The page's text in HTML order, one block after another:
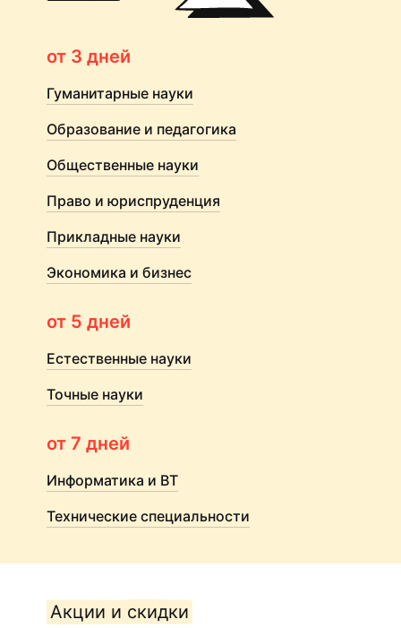
от 3 дней
Гуманитарные науки
Образование и педагогика
Общественные науки
Право и юриспруденция
Прикладные науки
Экономика и бизнес
от 5 дней
Естественные науки
Точные науки
от 7 дней
Информатика и ВТ
Технические специальности
Акции и скидки